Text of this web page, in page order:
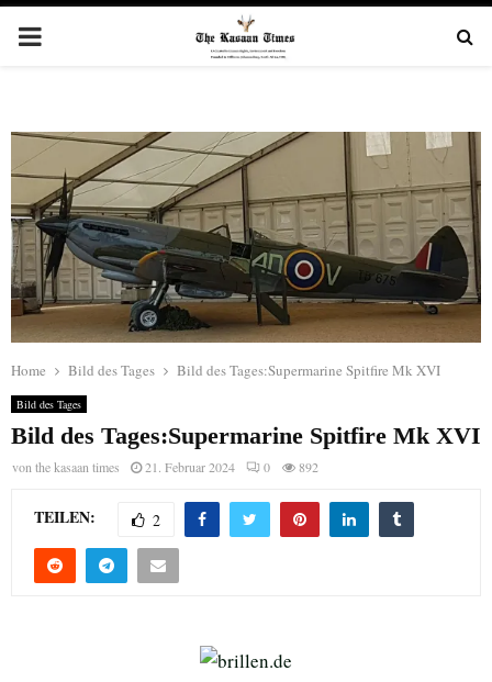
PRIMARY
Home Bild des Tages Bild des Tages:Supermarine Spitfire Mk XVI
Bild des Tages
Bild des Tages:Supermarine Spitfire Mk XVI
von the kasaan times 21. Februar 2024 0 892
TEILEN: 2